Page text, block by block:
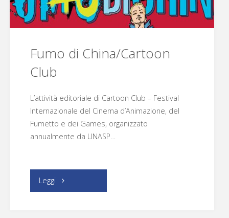
Fumo di China/Cartoon
Club
L’attività editoriale di Cartoon Club – Festival
Internazionale del Cinema d’Animazione, del
Fumetto e dei Games, organizzato
annualmente da UNASP…
Leggi "Fumo